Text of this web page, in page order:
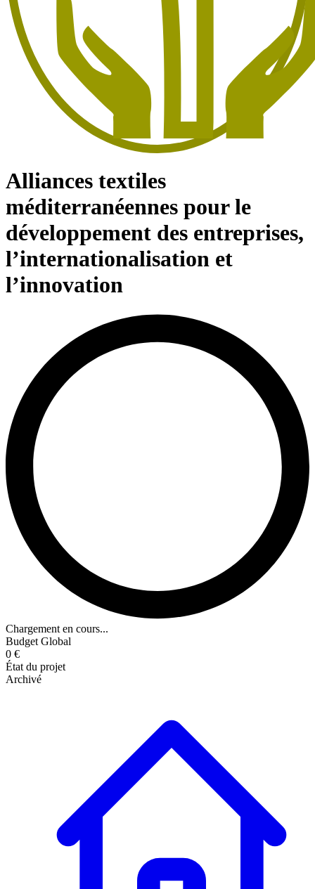
Alliances textiles
méditerranéennes pour le
développement des entreprises,
l’internationalisation et
l’innovation
Chargement en cours...
Budget Global
0 €
État du projet
Archivé